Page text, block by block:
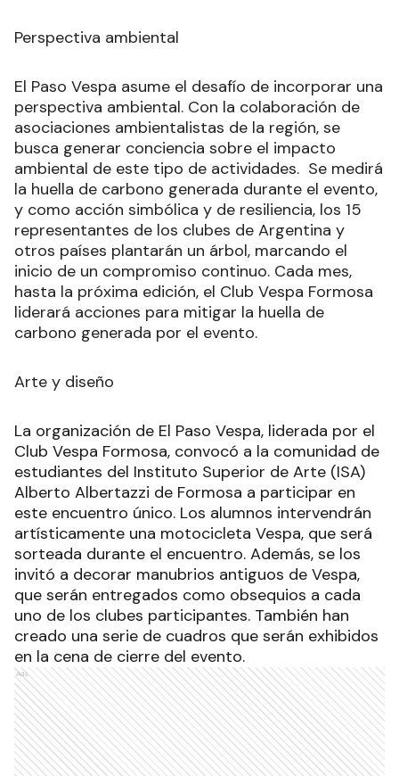
Perspectiva ambiental
El Paso Vespa asume el desafío de incorporar una
perspectiva ambiental. Con la colaboración de
asociaciones ambientalistas de la región, se
busca generar conciencia sobre el impacto
ambiental de este tipo de actividades. Se medirá
la huella de carbono generada durante el evento,
y como acción simbólica y de resiliencia, los 15
representantes de los clubes de Argentina y
otros países plantarán un árbol, marcando el
inicio de un compromiso continuo. Cada mes,
hasta la próxima edición, el Club Vespa Formosa
liderará acciones para mitigar la huella de
carbono generada por el evento.
Arte y diseño
La organización de El Paso Vespa, liderada por el
Club Vespa Formosa, convocó a la comunidad de
estudiantes del Instituto Superior de Arte (ISA)
Alberto Albertazzi de Formosa a participar en
este encuentro único. Los alumnos intervendrán
artísticamente una motocicleta Vespa, que será
sorteada durante el encuentro. Además, se los
invitó a decorar manubrios antiguos de Vespa,
que serán entregados como obsequios a cada
uno de los clubes participantes. También han
creado una serie de cuadros que serán exhibidos
en la cena de cierre del evento.
Ads